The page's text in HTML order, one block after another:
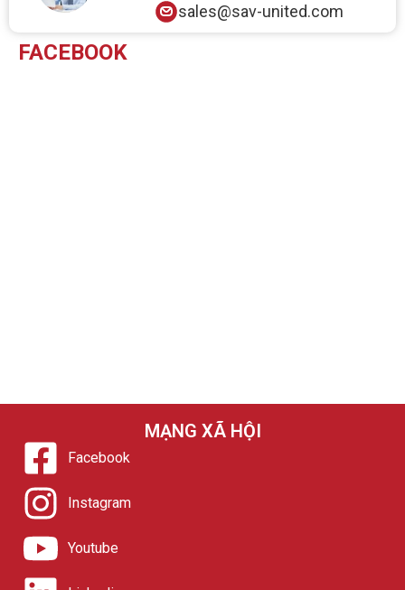
sales@sav-united.com
FACEBOOK
MẠNG XÃ HỘI
Facebook
Instagram
Youtube